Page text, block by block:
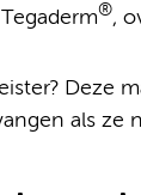
®,
Deze
als ze